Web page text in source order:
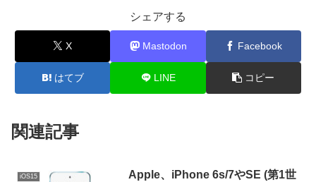
シェアする
X Mastodon Facebook
はてブ LINE コピー
関連記事
iOS15
Apple、iPhone 6s/7やSE (第1世